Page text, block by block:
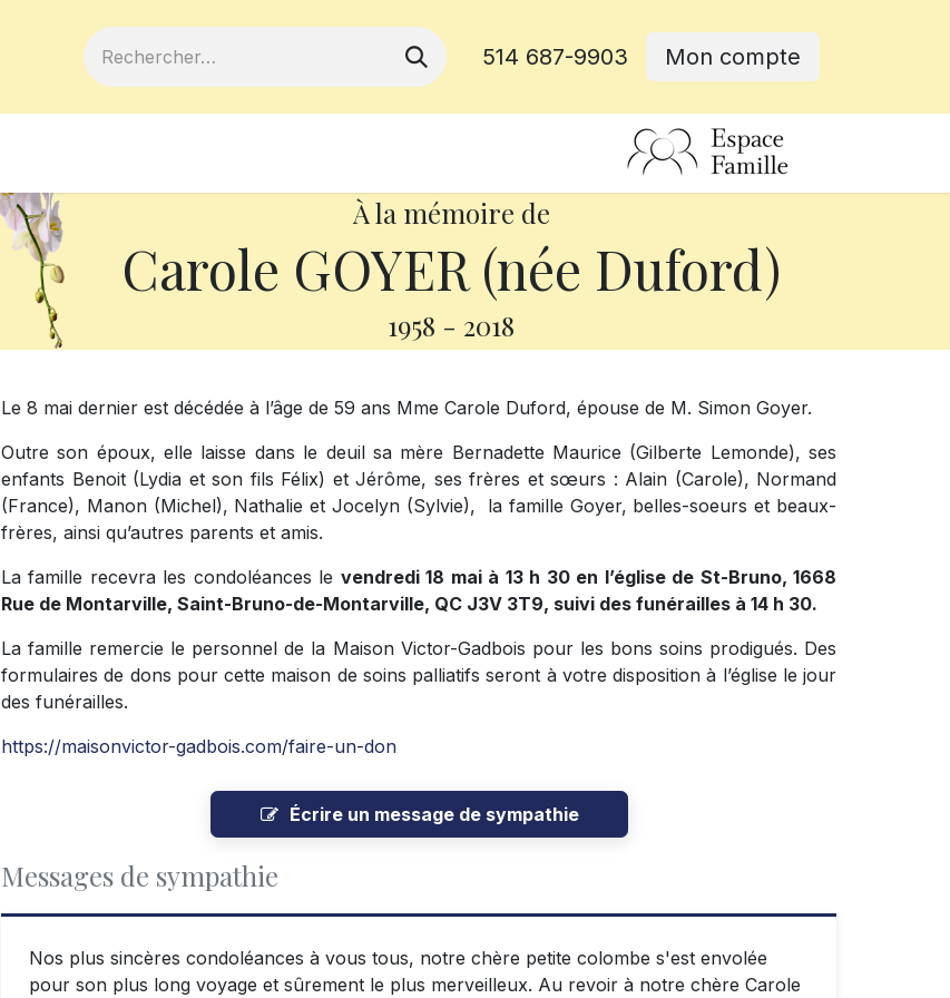
514 687-9903 Mon compte
À la mémoire de
Carole GOYER (née Duford)
1958 - 2018
Le 8 mai dernier est décédée à l’âge de 59 ans Mme Carole Duford, épouse de M. Simon Goyer.
Outre son époux, elle laisse dans le deuil sa mère Bernadette Maurice (Gilberte Lemonde), ses
enfants Benoit (Lydia et son fils Félix) et Jérôme, ses frères et sœurs : Alain (Carole), Normand
(France), Manon (Michel), Nathalie et Jocelyn (Sylvie), la famille Goyer, belles-soeurs et beaux-
frères, ainsi qu’autres parents et amis.
La famille recevra les condoléances le vendredi 18 mai à 13 h 30 en l’église de St-Bruno, 1668
Rue de Montarville, Saint-Bruno-de-Montarville, QC J3V 3T9, suivi des funérailles à 14 h 30.
La famille remercie le personnel de la Maison Victor-Gadbois pour les bons soins prodigués. Des
formulaires de dons pour cette maison de soins palliatifs seront à votre disposition à l’église le jour
des funérailles.
https://maisonvictor-gadbois.com/faire-un-don
Écrire un message de sympathie
Messages de sympathie
Nos plus sincères condoléances à vous tous, notre chère petite colombe s'est envolée
pour son plus long voyage et sûrement le plus merveilleux. Au revoir à notre chère Carole